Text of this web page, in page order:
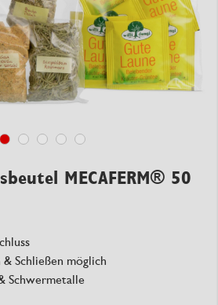
MECAFERM® 50
Schließen möglich
Schwermetalle